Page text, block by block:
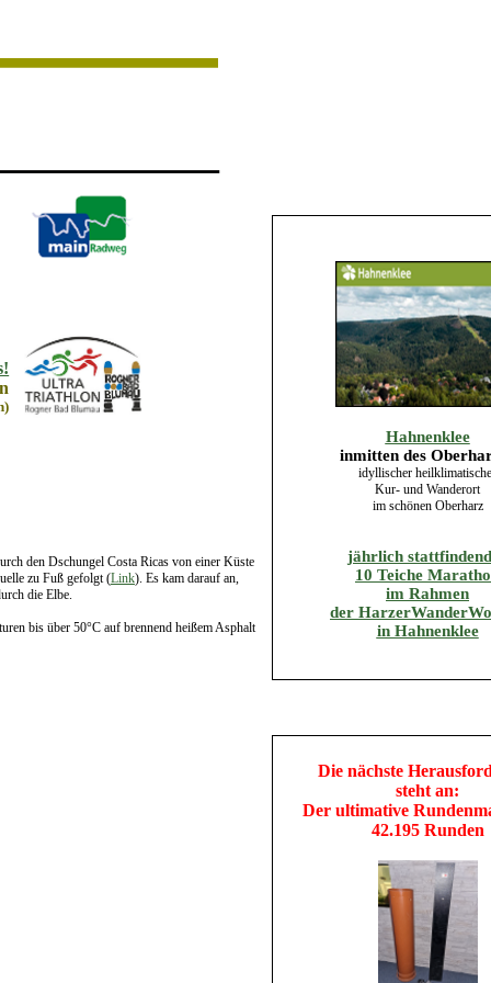
den Dschungel Costa Ricas von einer Küste
zu Fuß gefolgt (Link). Es kam darauf an,
die Elbe.
bis über 50°C auf brennend heißem Asphalt
Hahnenklee
inmitten des
idyllischer
Kur- und Wanderort
im schönen Oberharz
jährlich
10 Teiche
im Rahmen
der
in Hahnenklee
Die nächste
steht an:
Der ultimative
42.195 Runden